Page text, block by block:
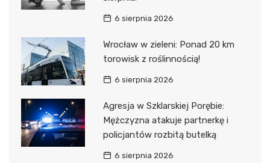
6 sierpnia 2026
Wrocław w zieleni: Ponad 20 km
torowisk z roślinnością!
6 sierpnia 2026
Agresja w Szklarskiej Porębie:
Mężczyzna atakuje partnerkę i
policjantów rozbitą butelką
6 sierpnia 2026